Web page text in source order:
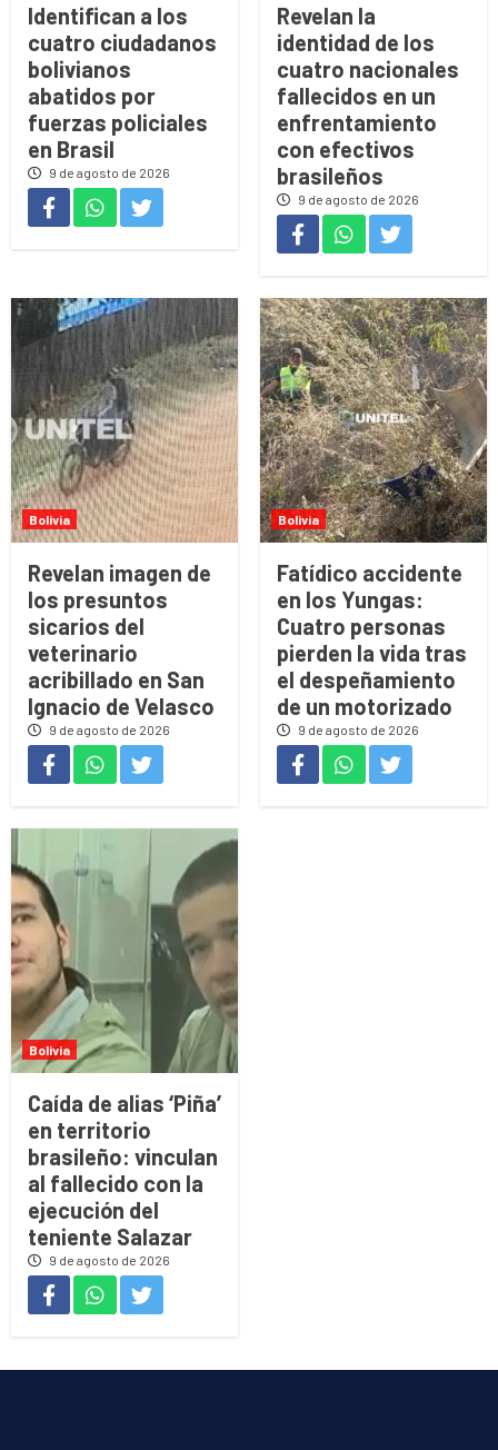
Identifican a los
cuatro ciudadanos
bolivianos
abatidos por
fuerzas policiales
en Brasil
9 de agosto de 2026
Revelan la
identidad de los
cuatro nacionales
fallecidos en un
enfrentamiento
con efectivos
brasileños
9 de agosto de 2026
Bolivia
Revelan imagen de
los presuntos
sicarios del
veterinario
acribillado en San
Ignacio de Velasco
9 de agosto de 2026
Bolivia
Fatídico accidente
en los Yungas:
Cuatro personas
pierden la vida tras
el despeñamiento
de un motorizado
9 de agosto de 2026
Bolivia
Caída de alias ‘Piña’
en territorio
brasileño: vinculan
al fallecido con la
ejecución del
teniente Salazar
9 de agosto de 2026